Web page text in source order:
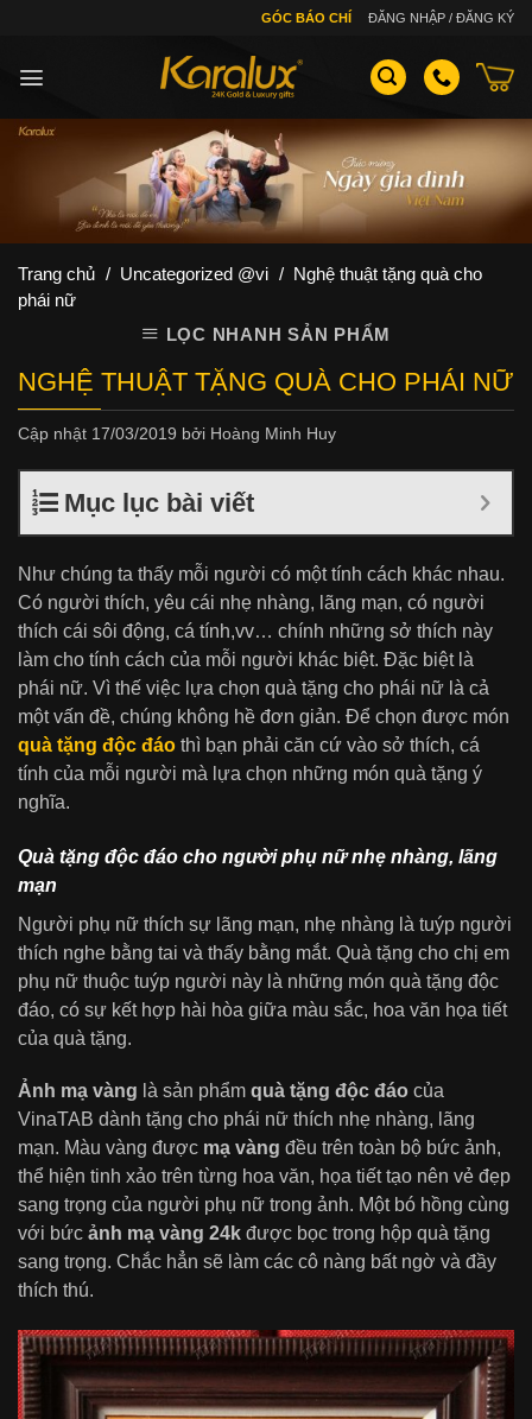
GÓC BÁO CHÍ ĐĂNG NHẬP / ĐĂNG KÝ
Trang chủ / Uncategorized @vi / Nghệ thuật tặng quà cho
phái nữ
LỌC NHANH SẢN PHẨM
NGHỆ THUẬT TẶNG QUÀ CHO PHÁI NỮ
Cập nhật 17/03/2019 bởi Hoàng Minh Huy
Mục lục bài viết
Như chúng ta thấy mỗi người có một tính cách khác nhau.
Có người thích, yêu cái nhẹ nhàng, lãng mạn, có người
thích cái sôi động, cá tính,vv… chính những sở thích này
làm cho tính cách của mỗi người khác biệt. Đặc biệt là
phái nữ. Vì thế việc lựa chọn quà tặng cho phái nữ là cả
một vấn đề, chúng không hề đơn giản. Để chọn được món
quà tặng độc đáo thì bạn phải căn cứ vào sở thích, cá
tính của mỗi người mà lựa chọn những món quà tặng ý
nghĩa.
Quà tặng độc đáo cho người phụ nữ nhẹ nhàng, lãng
mạn
Người phụ nữ thích sự lãng mạn, nhẹ nhàng là tuýp người
thích nghe bằng tai và thấy bằng mắt. Quà tặng cho chị em
phụ nữ thuộc tuýp người này là những món quà tặng độc
đáo, có sự kết hợp hài hòa giữa màu sắc, hoa văn họa tiết
của quà tặng.
Ảnh mạ vàng là sản phẩm quà tặng độc đáo của
VinaTAB dành tặng cho phái nữ thích nhẹ nhàng, lãng
mạn. Màu vàng được mạ vàng đều trên toàn bộ bức ảnh,
thể hiện tinh xảo trên từng hoa văn, họa tiết tạo nên vẻ đẹp
sang trọng của người phụ nữ trong ảnh. Một bó hồng cùng
với bức ảnh mạ vàng 24k được bọc trong hộp quà tặng
sang trọng. Chắc hẳn sẽ làm các cô nàng bất ngờ và đầy
thích thú.